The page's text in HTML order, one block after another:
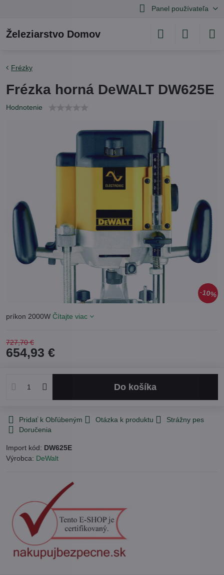
Panel používateľa
Železiarstvo Domov
10%
Frézky
Frézka horná DeWALT DW625E
Hodnotenie
príkon 2000W Čítajte viac
727,70 €
654,93 €
Do košíka
Pridať k Obľúbeným Otázka k produktu
Strážny pes
Doručenia
Import kód: DW625E
Výrobca: DeWalt